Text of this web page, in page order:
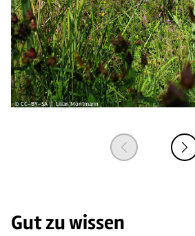
© CC-BY-SA | Lilian Möntmann
Gut zu wissen